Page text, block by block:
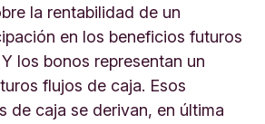
la rentabilidad de un
en los beneficios futuros
los bonos representan un
flujos de caja. Esos
de caja se derivan, en última